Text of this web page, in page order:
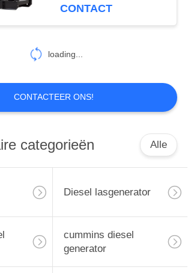
Diesel
101
van de
12
CONTACT
loading...
CONTACTEER ONS!
categorieën Alle
Diesel lasgenerator
cummins diesel
generator